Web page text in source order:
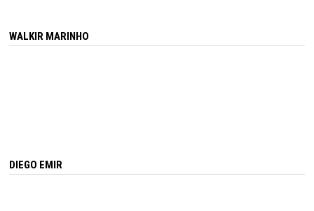
WALKIR MARINHO
DIEGO EMIR